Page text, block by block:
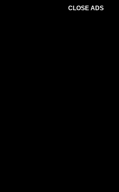
CLOSE ADS